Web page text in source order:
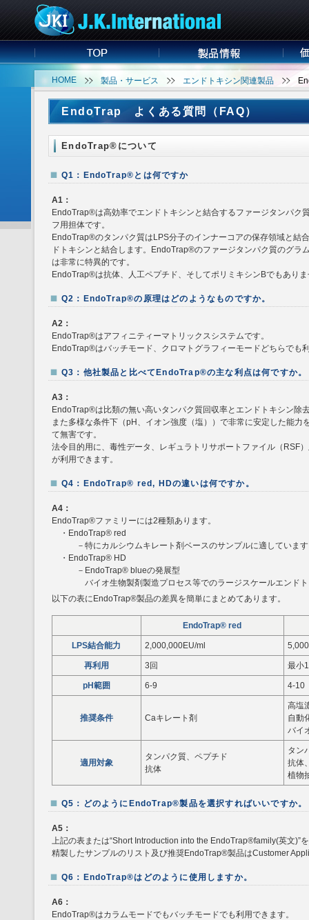
HOME 製品・サービス エンドトキシン関連製品
EndoTrap よくある質問（FAQ）
EndoTrap®について
Q1：EndoTrap®とは何ですか
A1：
EndoTrap®は高効率でエンドトキシンと結合するファージタンパク
フ用担体です。
EndoTrap®のタンパク質はLPS分子のインナーコアの保存領域と結
ドトキシンと結合します。EndoTrap®のファージタンパク質のグラ
は非常に特異的です。
EndoTrap®は抗体、人工ペプチド、そしてポリミキシンBでもあり
Q2：EndoTrap®の原理はどのようなものですか。
A2：
EndoTrap®はアフィニティーマトリックスシステムです。
EndoTrap®はバッチモード、クロマトグラフィーモードどちらでも
Q3：他社製品と比べてEndoTrap®の主な利点は何ですか。
A3：
EndoTrap®は比類の無い高いタンパク質回収率とエンドトキシン除
また多様な条件下（pH、イオン強度（塩））で非常に安定した能力
て無害です。
法令目的用に、毒性データ、レギュラトリサポートファイル（RSF
が利用できます。
Q4：EndoTrap® red, HDの違いは何ですか。
A4：
EndoTrap®ファミリーには2種類あります。
・EndoTrap® red
－特にカルシウムキレート剤ベースのサンプルに適していま
・EndoTrap® HD
－EndoTrap® blueの発展型
バイオ生物製剤製造プロセス等でのラージスケールエンドト
以下の表にEndoTrap®製品の差異を簡単にまとめてあります。
EndoTrap® red
LPS結合能力 2,000,000EU/ml
再利用 3回 最小
pH範囲 6-9 4-10
推奨条件 Caキレート剤
高塩
自動
バイ
適用対象
タンパク質、ペプチド
抗体
タン
抗体
植物
Q5：どのようにEndoTrap®製品を選択すればいいですか。
A5：
上記の表または“Short Introduction into the EndoTrap®family(英文)”
精製したサンプルのリスト及び推奨EndoTrap®製品はCustomer
Q6：EndoTrap®はどのように使用しますか。
A6：
EndoTrap®はカラムモードでもバッチモードでも利用できます。